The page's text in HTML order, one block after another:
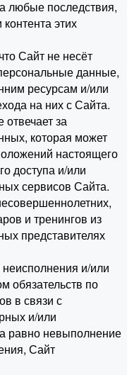
любые последствия,
этих
Сайт не несёт
данные,
ресурсам и/или
на них с Сайта.
за
которая может
настоящего
доступа и/или
сервисов Сайта.
и тренингов из
представителях
и/или
обязательств по
в связи с
и/или
равно невыполнение
Сайт